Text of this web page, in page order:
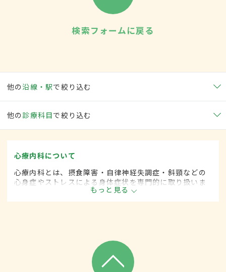
検索フォームに戻る
他の沿線・駅で絞り込む
他の 診療科目で絞り込む
心療内科について
心療内科とは、摂食障害・自律神経失調症・斜頸などの
心身症やストレスによる身体症状を専門的に取り扱いま
もっと見る